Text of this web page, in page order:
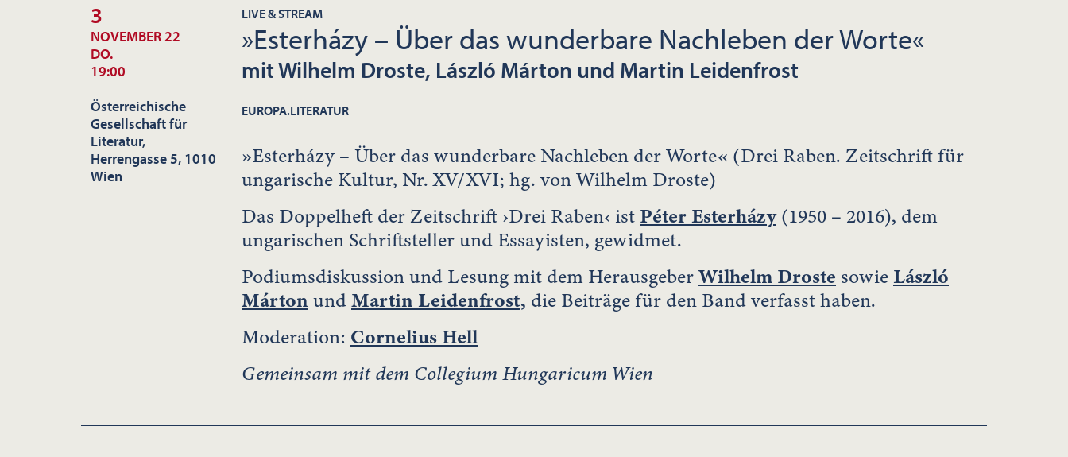
3
NOVEMBER 22
DO.
19:00
Österreichische
Gesellschaft für
Literatur,
Herrengasse 5, 1010
Wien
LIVE & STREAM
»Esterházy – Über das wunderbare Nachleben der Worte«
mit Wilhelm Droste, László Márton und Martin Leidenfrost
EUROPA.LITERATUR
»Esterházy – Über das wunderbare Nachleben der Worte« (Drei Raben. Zeitschrift für
ungarische Kultur, Nr. XV/XVI; hg. von Wilhelm Droste)
Das Doppelheft der Zeitschrift ›Drei Raben‹ ist Péter Esterházy(1950 – 2016), dem
ungarischen Schriftsteller und Essayisten, gewidmet.
Podiumsdiskussion und Lesung mit dem HerausgeberWilhelm Droste sowieLászló
Márton undMartin Leidenfrost, die Beiträge für den Band verfasst haben.
Moderation: Cornelius Hell
Gemeinsam mit dem Collegium Hungaricum Wien